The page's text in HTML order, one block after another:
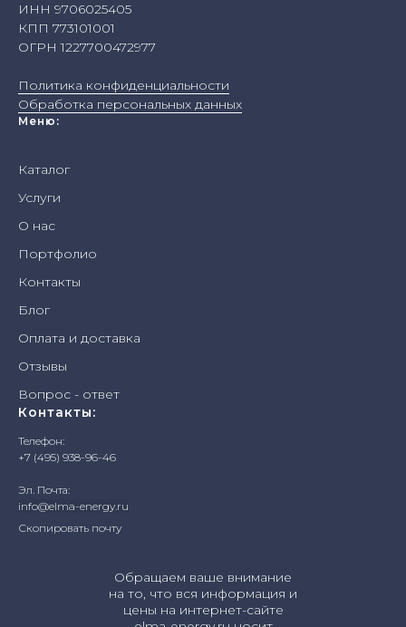
ИНН 9706025405
КПП 773101001
ОГРН 1227700472977
Политика конфиденциальности
Обработка персональных данных
Меню:
Каталог
Услуги
О нас
Портфолио
Контакты
Блог
Оплата и доставка
Отзывы
Вопрос - ответ
Контакты:
Телефон:
+7 (495) 938-96-46
Эл. Почта:
info@elma-energy.ru
Скопировать почту
Обращаем ваше внимание
на то, что вся информация и
цены на интернет-сайте